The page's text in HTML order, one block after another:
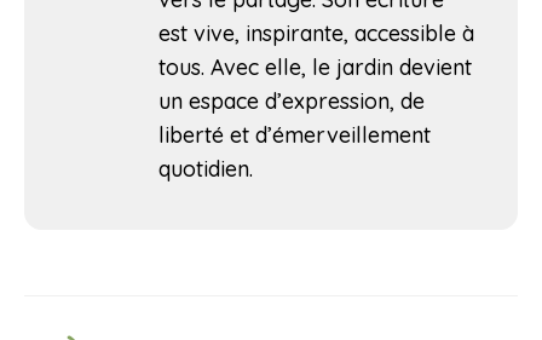
est vive, inspirante, accessible à
tous. Avec elle, le jardin devient
un espace d’expression, de
liberté et d’émerveillement
quotidien.